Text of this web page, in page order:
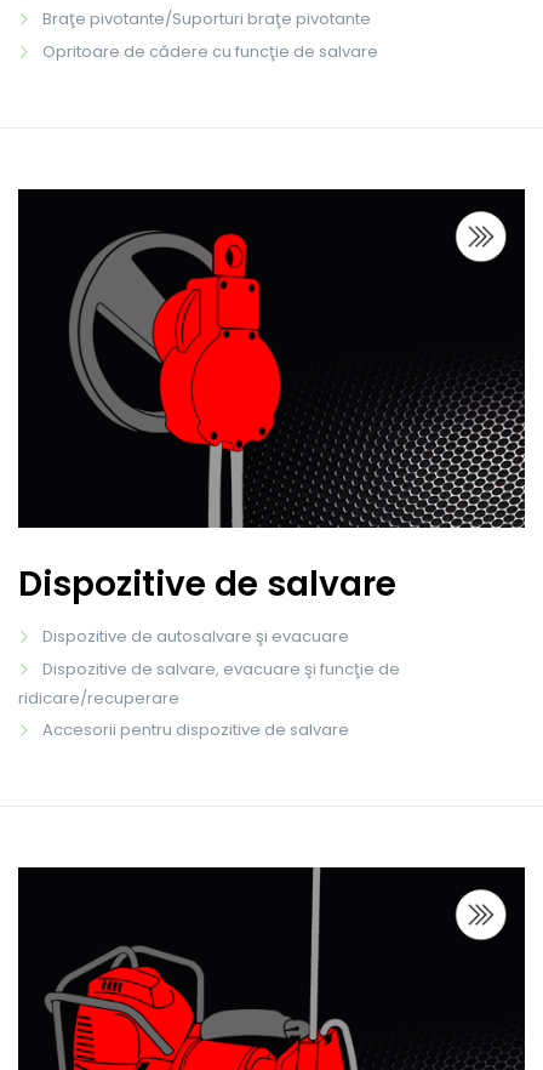
Braţe pivotante/Suporturi braţe pivotante
Opritoare de cădere cu funcţie de salvare
Dispozitive de salvare
Dispozitive de autosalvare şi evacuare
Dispozitive de salvare, evacuare şi funcţie de
ridicare/recuperare
Accesorii pentru dispozitive de salvare